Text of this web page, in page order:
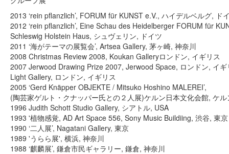
2013 ‘rein pflanzlich’, FORUM für KUNST e.V., ハイデルベルグ, ド
2012 ‘rein pflanzlich’, Eine Schau des Heidelberger FORUM für
Schleswig Holstein Haus, シュヴェリン, ドイツ
2011 ‘海がテーマの展覧会’, Artsea Gallery, 茅ヶ崎, 神奈川
2008 Christmas Review 2008, Koukan Galleryロンドン, イギリス
2007 Jerwood Drawing Prize 2007, Jerwood Space, ロンドン, イギ
Light Gallery, ロンドン, イギリス
2005 ‘Gerd Knäpper OBJEKTE / Mitsuko Hoshino MALEREI’,
(陶芸家ゲルト・クナッパー氏との２人展)ケルン日本文化会館, ケ
1996 Judith Schott Studio Gallery, シアトル, USA
1993 '植物感覚, AD Art Space 556, Sony Music Buildiing, 渋谷, 東京
1990 ‘二人展’, Nagatani Gallery, 東京
1989 'うらら展', 横浜, 神奈川
1988 ‘麒麟展’, 鎌倉市民ギャラリー, 鎌倉, 神奈川